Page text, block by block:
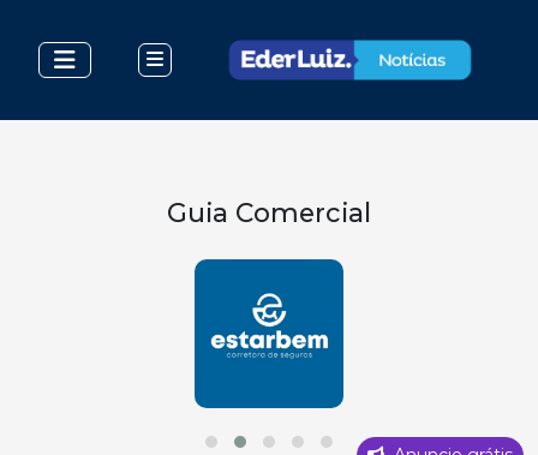
Guia Comercial